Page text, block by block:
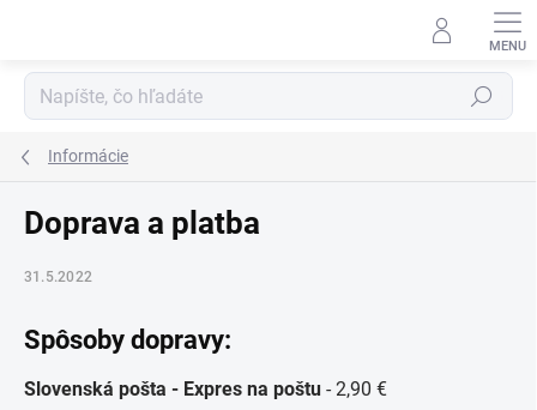
Hľadať
Informácie
Doprava a platba
31.5.2022
Spôsoby dopravy:
Slovenská pošta - Expres na poštu - 2,90 €